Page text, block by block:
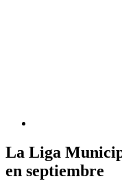
La Liga
en septiembre